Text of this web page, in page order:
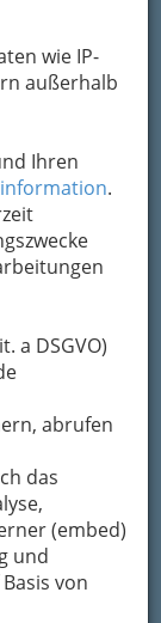
wie IP-
außerhalb
Ihren
.
a DSGVO)
abrufen
das
(embed)
und
von
zur
dem
an das
Schartl